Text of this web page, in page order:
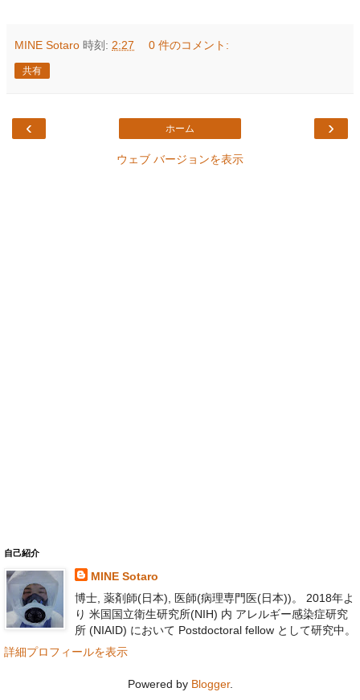
MINE Sotaro 時刻: 2:27 0 件のコメント:
共有
‹ ›
ホーム
ウェブ バージョンを表示
自己紹介
MINE Sotaro
博士, 薬剤師(日本), 医師(病理専門医(日本))。 2018年よ
り 米国国立衛生研究所(NIH) 内 アレルギー感染症研究
所 (NIAID) において Postdoctoral fellow として研究中。
詳細プロフィールを表示
Powered by Blogger.